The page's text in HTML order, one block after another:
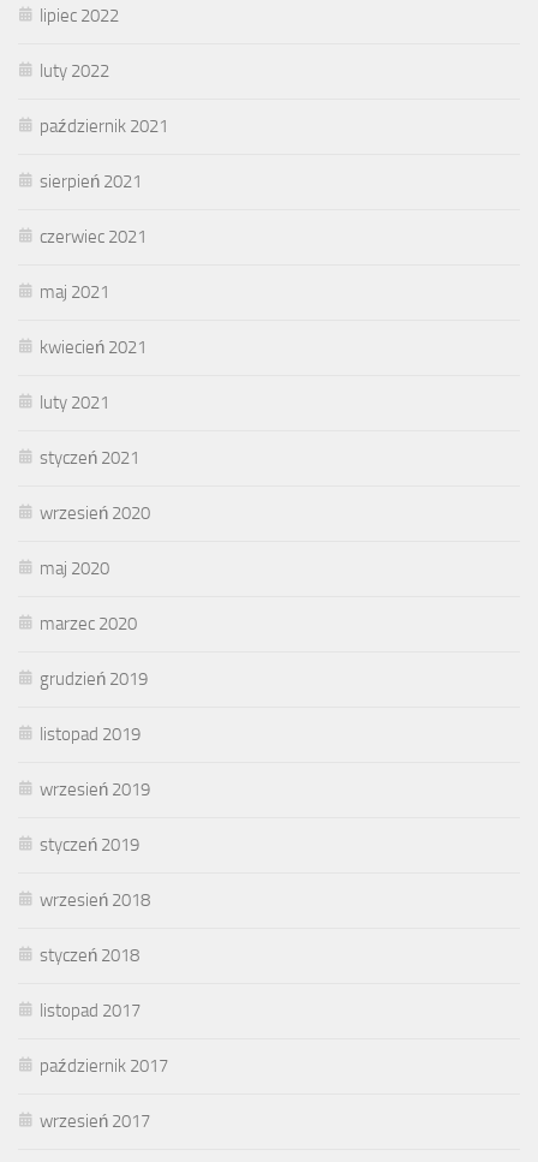
lipiec 2022
luty 2022
październik 2021
sierpień 2021
czerwiec 2021
maj 2021
kwiecień 2021
luty 2021
styczeń 2021
wrzesień 2020
maj 2020
marzec 2020
grudzień 2019
listopad 2019
wrzesień 2019
styczeń 2019
wrzesień 2018
styczeń 2018
listopad 2017
październik 2017
wrzesień 2017